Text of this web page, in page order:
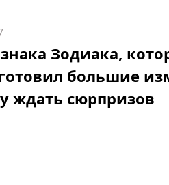
Зодиака,
большие
ждать сюрпризов